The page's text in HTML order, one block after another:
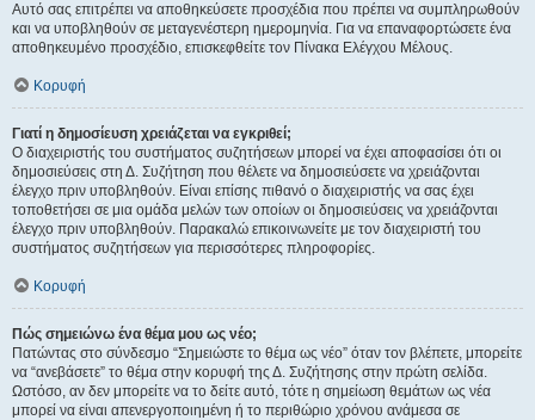
Αυτό σας επιτρέπει να αποθηκεύσετε προσχέδια που πρέπει να συμπληρωθούν
και να υποβληθούν σε μεταγενέστερη ημερομηνία. Για να επαναφορτώσετε ένα
αποθηκευμένο προσχέδιο, επισκεφθείτε τον Πίνακα Ελέγχου Μέλους.
Κορυφή
Γιατί η δημοσίευση χρειάζεται να εγκριθεί;
Ο διαχειριστής του συστήματος συζητήσεων μπορεί να έχει αποφασίσει ότι οι
δημοσιεύσεις στη Δ. Συζήτηση που θέλετε να δημοσιεύσετε να χρειάζονται
έλεγχο πριν υποβληθούν. Είναι επίσης πιθανό ο διαχειριστής να σας έχει
τοποθετήσει σε μια ομάδα μελών των οποίων οι δημοσιεύσεις να χρειάζονται
έλεγχο πριν υποβληθούν. Παρακαλώ επικοινωνείτε με τον διαχειριστή του
συστήματος συζητήσεων για περισσότερες πληροφορίες.
Κορυφή
Πώς σημειώνω ένα θέμα μου ως νέο;
Πατώντας στο σύνδεσμο “Σημειώστε το θέμα ως νέο” όταν τον βλέπετε, μπορείτε
να “ανεβάσετε” το θέμα στην κορυφή της Δ. Συζήτησης στην πρώτη σελίδα.
Ωστόσο, αν δεν μπορείτε να το δείτε αυτό, τότε η σημείωση θεμάτων ως νέα
μπορεί να είναι απενεργοποιημένη ή το περιθώριο χρόνου ανάμεσα σε